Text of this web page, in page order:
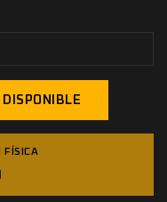
FÍSICA